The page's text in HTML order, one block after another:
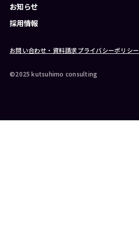
お知らせ
採用情報
お問い合わせ・資料請求プライバシーポリシー
©2025 kutsuhimo consulting